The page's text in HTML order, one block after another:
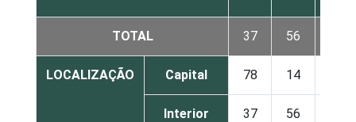
TOTAL 37 56
LOCALIZAÇÃO Capital 78 14
Interior 37 56